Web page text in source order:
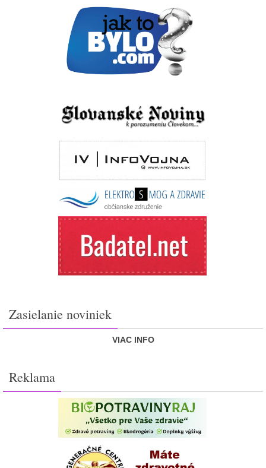
Zasielanie noviniek
VIAC INFO
Reklama